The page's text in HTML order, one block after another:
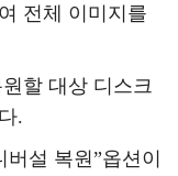
전체 이미지를
할 대상 디스크
.
버설 복원”옵션이